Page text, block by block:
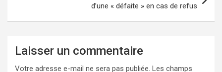
d’une « défaite » en cas de refus
Laisser un commentaire
Votre adresse e-mail ne sera pas publiée. Les champs